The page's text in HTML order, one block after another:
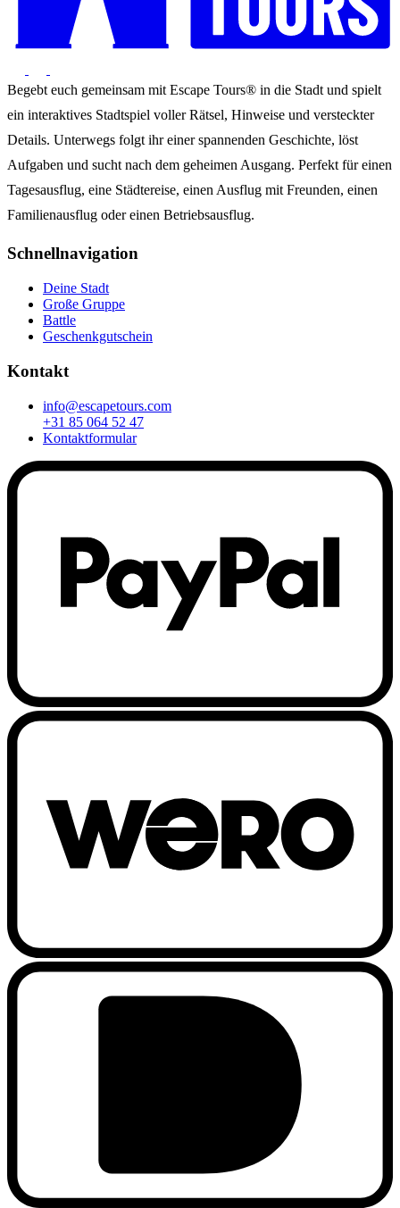
Begebt euch gemeinsam mit Escape Tours® in die Stadt und spielt
ein interaktives Stadtspiel voller Rätsel, Hinweise und versteckter
Details. Unterwegs folgt ihr einer spannenden Geschichte, löst
Aufgaben und sucht nach dem geheimen Ausgang. Perfekt für einen
Tagesausflug, eine Städtereise, einen Ausflug mit Freunden, einen
Familienausflug oder einen Betriebsausflug.
Schnellnavigation
Deine Stadt
Große Gruppe
Battle
Geschenkgutschein
Kontakt
info@escapetours.com
+31 85 064 52 47
Kontaktformular